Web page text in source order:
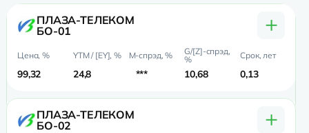
ПЛАЗА-ТЕЛЕКОМ
БО-01
+
99,32 24,8 *** 10,68 0,13
ПЛАЗА-ТЕЛЕКОМ
БО-02
+